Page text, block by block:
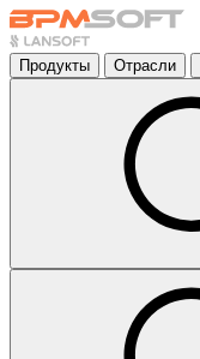
Продукты Отрасли